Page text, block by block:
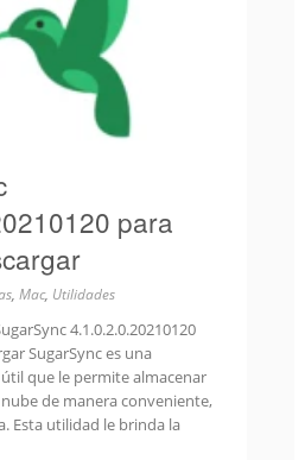
para
,Mac, Utilidades
4.1.0.2.0.20210120
SugarSync es una
que le permite almacenar
de manera conveniente,
Esta utilidad le brinda la